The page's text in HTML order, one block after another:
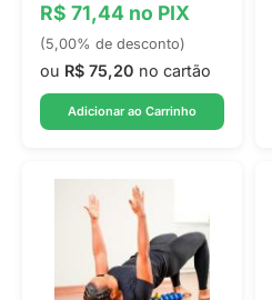
R$ 71,44 no PIX
(5,00% de desconto)
ou R$ 75,20 no cartão
Adicionar ao Carrinho